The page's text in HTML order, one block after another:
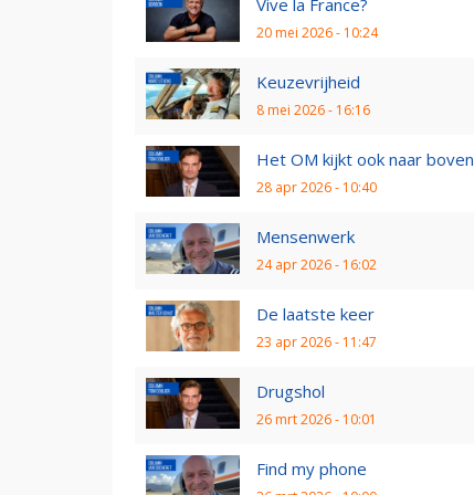
20 mei 2026 - 10:24
Keuzevrijheid
8 mei 2026 - 16:16
Het OM kijkt ook naar boven
28 apr 2026 - 10:40
Mensenwerk
24 apr 2026 - 16:02
De laatste keer
23 apr 2026 - 11:47
Drugshol
26 mrt 2026 - 10:01
Find my phone